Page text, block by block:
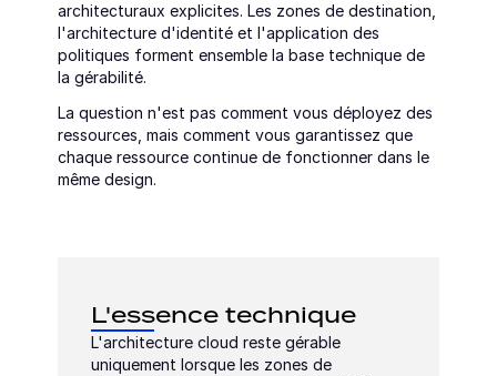
architecturaux explicites. Les zones de destination,
l'architecture d'identité et l'application des
politiques forment ensemble la base technique de
la gérabilité.
La question n'est pas comment vous déployez des
ressources, mais comment vous garantissez que
chaque ressource continue de fonctionner dans le
même design.
L'essence technique
L'architecture cloud reste gérable
uniquement lorsque les zones de